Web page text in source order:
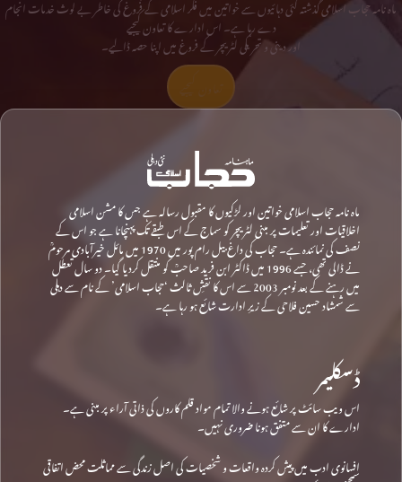
ماہ نامہ حجاب اسلامی گذشتہ کئی دہائیوں سے خواتین میں فکر اسلامی کے فروغ کی خاطر بے لوث خدمات انجام
دے رہا ہے۔ اس ادارے کا تعاون کیجیے
اور دینی و تحریکی لٹریچر کے فروغ میں اپنا حصہ ڈالیے۔
ماہ نامہ حجاب اسلامی خواتین اور لڑکیوں کا مقبول رسالہ ہے جس کا مشن اسلامی
اخلاقیات اور تعلیمات پر مبنی لٹریچر کو سماج کے اس طبقے تک پہنچانا ہے جو اس کے
نصف کی نمائندہ ہے۔ حجاب کی داغ بیل رام پور میں 1970 میں مائل خیرآبادی مرحومؒ
نے ڈالی تھی، جسے 1996 میں ڈاکٹر ابن فرید صاحبؒ کو منتقل کردیا گیا۔ دو سال تعطل
میں رہنے کے بعد نومبر 2003 سے اس کا نقشِ ثالث ‘حجاب اسلامی’ کے نام سے دہلی
سے شمشاد حسین فلاحی کے زیرِ ادارت شائع ہو رہا ہے۔
ڈسکلیمر
اس ویب سائٹ پر شائع ہونے والا تمام مواد قلم کاروں کی ذاتی آراء پر مبنی ہے۔
ادارے کا ان سے متفق ہونا ضروری نہیں۔
افسانوی ادب میں پیش کردہ واقعات و شخصیات کی اصل زندگی سے مماثلت محض اتفاقی